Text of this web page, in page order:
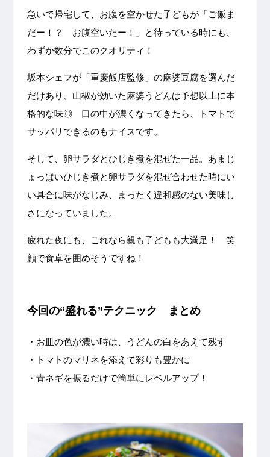
急いで帰宅して、お腹を空かせた子どもが「ご飯ま
だー！？ お腹空いたー！」と待っている時にも、
わずか数分でこのクオリティ！
坂本シェフが「重慶飯店監修」の麻婆豆腐を選んだ
だけあり、山椒が効いた麻婆うどんは予想以上に本
格的な味◎ 口の中が濃くなってきたら、トマトで
サッパリできるのもナイスです。
そして、卵サラダとひじき煮を混ぜた一品。あまじ
ょっぱいひじき煮と卵サラダを混ぜ合わせた時にい
い具合に味がなじみ、まったく違和感のない美味し
さになっていました。
疲れた夜にも、これなら親も子どもも大満足！ 笑
顔で食卓を囲めそうですね！
今回の“盛れる”テクニック まとめ
・お皿の色が濃い時は、うどんの白をあえて残す
・トマトのマリネを添えて彩りも豊かに
・青ネギを振るだけで簡単にレベルアップ！